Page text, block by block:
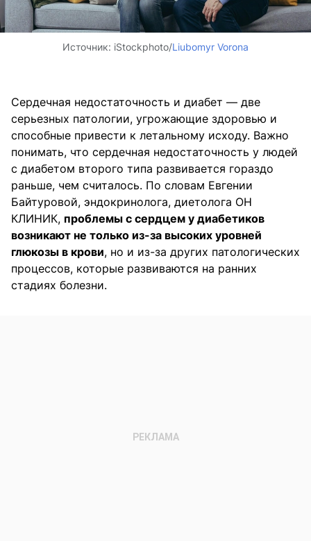
Источник: iStockphoto/Liubomyr Vorona
Сердечная недостаточность и диабет — две
серьезных патологии, угрожающие здоровью и
способные привести к летальному исходу. Важно
понимать, что сердечная недостаточность у людей
с диабетом второго типа развивается гораздо
раньше, чем считалось. По словам Евгении
Байтуровой, эндокринолога, диетолога ОН
КЛИНИК, проблемы с сердцем у диабетиков
возникают не только из-за высоких уровней
глюкозы в крови, но и из-за других патологических
процессов, которые развиваются на ранних
стадиях болезни.